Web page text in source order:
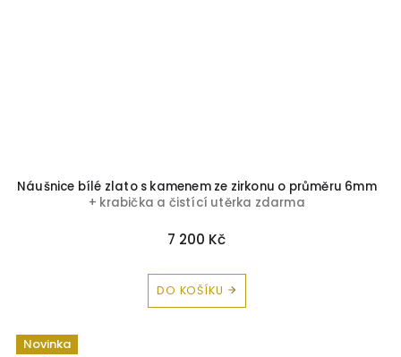
Náušnice bílé zlato s kamenem ze zirkonu o průměru 6mm
+ krabička a čistící utěrka zdarma
7 200 Kč
DO KOŠÍKU
Novinka